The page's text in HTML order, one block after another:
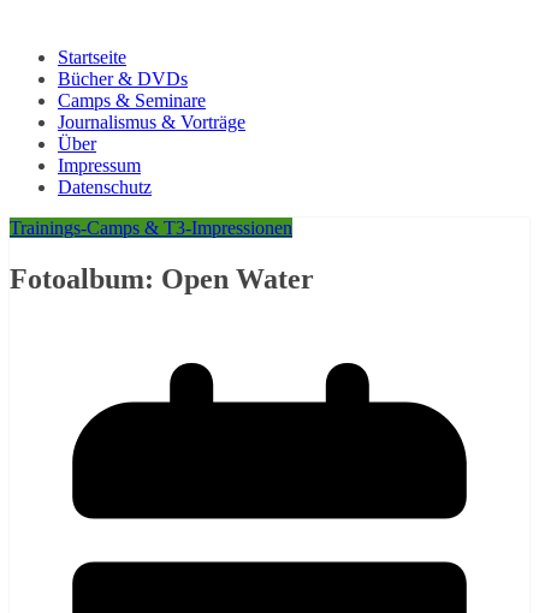
Startseite
Bücher & DVDs
Camps & Seminare
Journalismus & Vorträge
Über
Impressum
Datenschutz
Trainings-Camps & T3-Impressionen
Fotoalbum: Open Water